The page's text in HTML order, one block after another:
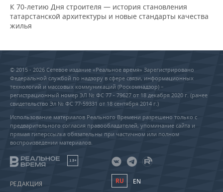
К 70-летию Дня строителя — история становления
татарстанской архитектуры и новые стандарты качества
жилья
© 2015 - 2026 Сетевое издание «Реальное время» Зарегистрировано
Федеральной службой по надзору в сфере связи, информационных
технологий и массовых коммуникаций (Роскомнадзор) –
регистрационный номер ЭЛ № ФС 77 - 79627 от 18 декабря 2020 г. (ранее
свидетельство Эл № ФС 77-59331 от 18 сентября 2014 г.)
Использование материалов Реального Времени разрешено только с
предварительного согласия правообладателей, упоминание сайта и
прямая гиперссылка обязательны при частичном или полном
воспроизведении материалов.
18+
РЕДАКЦИЯ
RU EN